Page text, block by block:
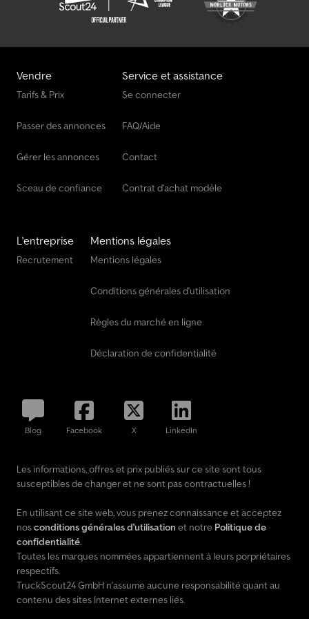
Vendre
Tarifs & Prix
Passer des annonces
Gérer les annonces
Sceau de confiance
Service et assistance
Se connecter
FAQ/Aide
Contact
Contrat d'achat modèle
L'entreprise
Recrutement
Mentions légales
Mentions légales
Conditions générales d'utilisation
Règles du marché en ligne
Déclaration de confidentialité
Blog Facebook X LinkedIn
Les informations, offres et prix publiés sur ce site sont tous
susceptibles de changer et ne sont pas contractuelles !
En utilisant ce site web, vous prenez connaissance et acceptez
nosconditions générales d'utilisation et notre Politique de
confidentialité.
Toutes les marques nommées appartiennent à leurs porpriétaires
respectifs.
TruckScout24 GmbH n'assume aucune responsabilité quant au
contenu des sites Internet externes liés.